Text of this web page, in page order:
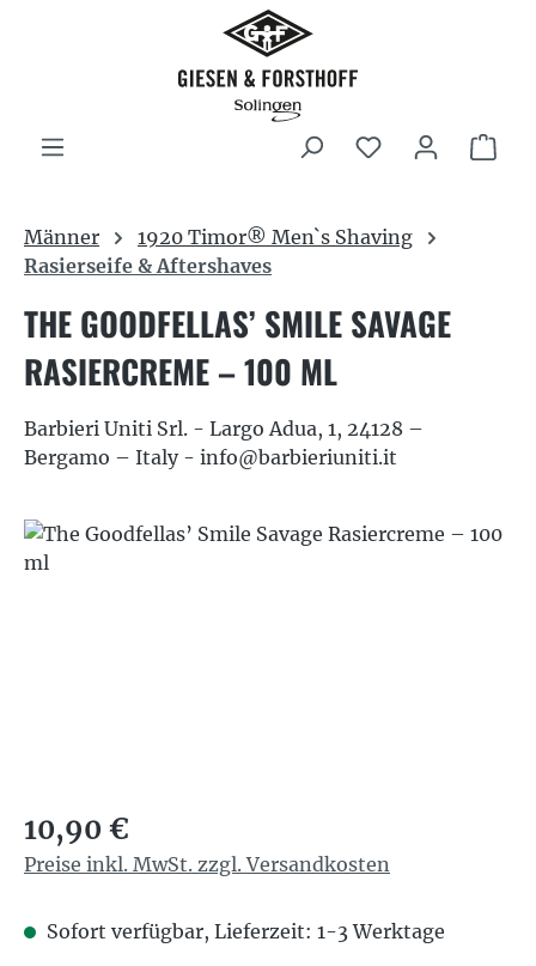
Zum Hauptinhalt springen
Männer
1920 Timor® Men`s Shaving
Rasierseife & Aftershaves
THE GOODFELLAS’ SMILE SAVAGE
RASIERCREME – 100 ML
Barbieri Uniti Srl. - Largo Adua, 1, 24128 –
Bergamo – Italy - info@barbieriuniti.it
Bildergalerie überspringen
Regulärer Preis:
10,90 €
Preise inkl. MwSt. zzgl. Versandkosten
Sofort verfügbar, Lieferzeit: 1-3 Werktage